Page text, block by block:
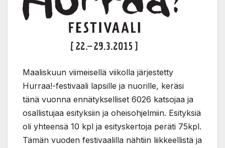
Maaliskuun viimeisellä viikolla järjestetty
Hurraa!-festivaali lapsille ja nuorille, keräsi
tänä vuonna ennätykselliset 6026 katsojaa ja
osallistujaa esityksiin ja oheisohjelmiin. Esityksiä
oli yhteensä 10 kpl ja esityskertoja peräti 75kpl.
Tämän vuoden festivaalilla nähtiin liikkeellistä ja